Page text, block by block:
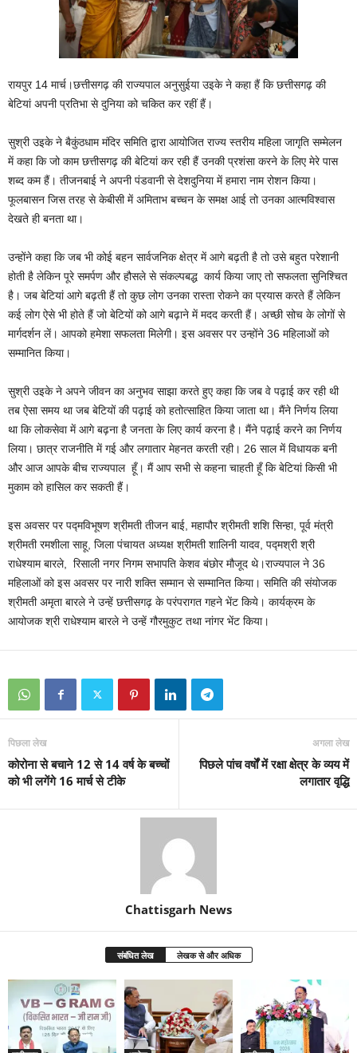
रायपुर 14 मार्च।छत्तीसगढ़ की राज्यपाल अनुसुईया उइके ने कहा हैं कि छत्तीसगढ़ की
बेटियां अपनी प्रतिभा से दुनिया को चकित कर रहीं हैं।
सुश्री उइके ने बैकुंठधाम मंदिर समिति द्वारा आयोजित राज्य स्तरीय महिला जागृति सम्मेलन
में कहा कि जो काम छत्तीसगढ़ की बेटियां कर रही हैं उनकी प्रशंसा करने के लिए मेरे पास
शब्द कम हैं। तीजनबाई ने अपनी पंडवानी से देशदुनिया में हमारा नाम रोशन किया।
फूलबासन जिस तरह से केबीसी में अमिताभ बच्चन के समक्ष आई तो उनका आत्मविश्वास
देखते ही बनता था।
उन्होंने कहा कि जब भी कोई बहन सार्वजनिक क्षेत्र में आगे बढ़ती है तो उसे बहुत परेशानी
होती है लेकिन पूरे समर्पण और हौसले से संकल्पबद्ध कार्य किया जाए तो सफलता सुनिश्चित
है। जब बेटियां आगे बढ़ती हैं तो कुछ लोग उनका रास्ता रोकने का प्रयास करते हैं लेकिन
कई लोग ऐसे भी होते हैं जो बेटियों को आगे बढ़ाने में मदद करती हैं। अच्छी सोच के लोगों से
मार्गदर्शन लें। आपको हमेशा सफलता मिलेगी। इस अवसर पर उन्होंने 36 महिलाओं को
सम्मानित किया।
सुश्री उइके ने अपने जीवन का अनुभव साझा करते हुए कहा कि जब वे पढ़ाई कर रही थी
तब ऐसा समय था जब बेटियों की पढ़ाई को हतोत्साहित किया जाता था। मैंने निर्णय लिया
था कि लोकसेवा में आगे बढ़ना है जनता के लिए कार्य करना है। मैंने पढ़ाई करने का निर्णय
लिया। छात्र राजनीति में गई और लगातार मेहनत करती रही। 26 साल में विधायक बनी
और आज आपके बीच राज्यपाल हूँ। मैं आप सभी से कहना चाहती हूँ कि बेटियां किसी भी
मुकाम को हासिल कर सकती हैं।
इस अवसर पर पद्मविभूषण श्रीमती तीजन बाई, महापौर श्रीमती शशि सिन्हा, पूर्व मंत्री
श्रीमती रमशीला साहू, जिला पंचायत अध्यक्ष श्रीमती शालिनी यादव, पद्मश्री श्री
राधेश्याम बारले, रिसाली नगर निगम सभापति केशव बंछोर मौजूद थे।राज्यपाल ने 36
महिलाओं को इस अवसर पर नारी शक्ति सम्मान से सम्मानित किया। समिति की संयोजक
श्रीमती अमृता बारले ने उन्हें छत्तीसगढ़ के परंपरागत गहने भेंट किये। कार्यक्रम के
आयोजक श्री राधेश्याम बारले ने उन्हें गौरमुकुट तथा नांगर भेंट किया।
पिछला लेख
कोरोना से बचाने 12 से 14 वर्ष के बच्चों
को भी लगेंगे 16 मार्च से टीके
अगला लेख
पिछले पांच वर्षों में रक्षा क्षेत्र के व्यय में
लगातार वृद्धि
Chattisgarh News
संबंधित लेख लेखक से और अधिक